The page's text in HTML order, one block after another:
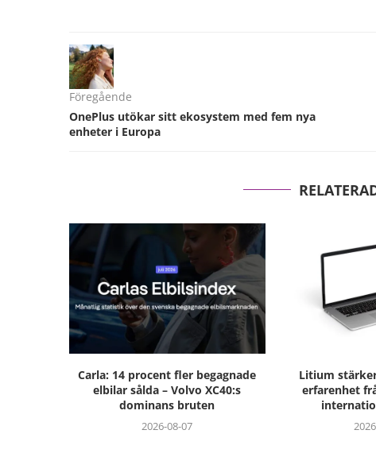
Föregående
OnePlus utökar sitt ekosystem med fem nya
enheter i Europa
Carla: 14 procent fler begagnade
elbilar sålda – Volvo XC40:s
dominans bruten
2026-08-07
Litium
erfarenhet